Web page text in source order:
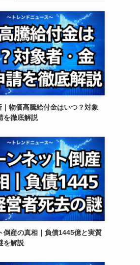
物価高騰給付金はいつ？対象
を徹底解説
倒産の真相｜負債1445億と実質
を解説